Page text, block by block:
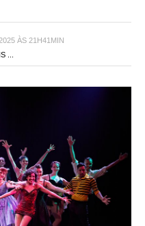
ÀS 21H41MIN
...